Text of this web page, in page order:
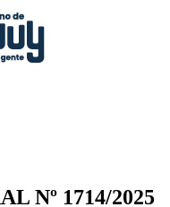
Nº 1714/2025